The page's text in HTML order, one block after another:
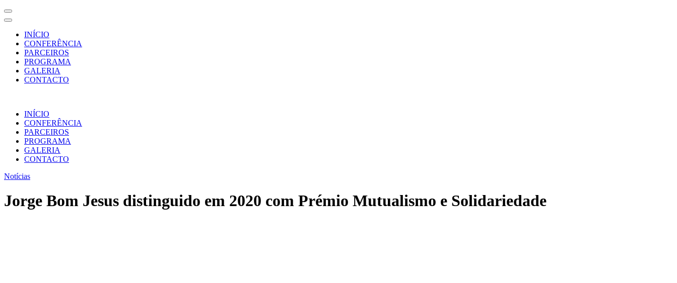
INÍCIO
CONFERÊNCIA
PARCEIROS
PROGRAMA
GALERIA
CONTACTO
content
(Press
Enter)
INÍCIO
CONFERÊNCIA
PARCEIROS
PROGRAMA
GALERIA
CONTACTO
Notícias
Jorge Bom Jesus distinguido em 2020 com Prémio Mutualismo e Solidariedade